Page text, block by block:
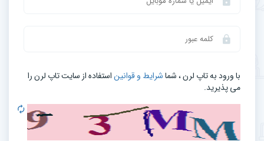
با ورود به تاپ لرن ، شماشرایط و قوانیناستفاده از سایت تاپ لرن را
می‌ پذیرید.